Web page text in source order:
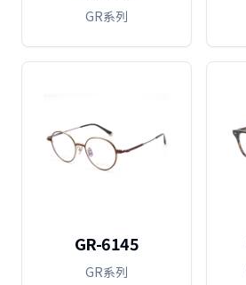
GR系列
GR-6145
GR系列